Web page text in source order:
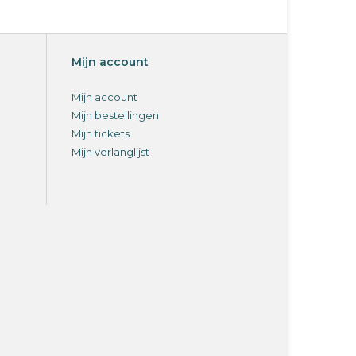
Mijn account
Mijn account
Mijn bestellingen
Mijn tickets
Mijn verlanglijst